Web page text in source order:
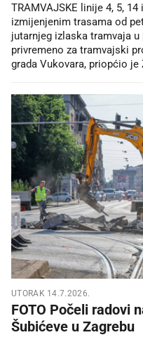
TRAMVAJSKE linije 4, 5,
izmijenjenim trasama od
jutarnjeg izlaska tramvaja
privremeno za tramvajski
grada Vukovara, priopćio je
UTORAK 14.7.2026.
FOTO Počeli radovi
Šubićeve u Zagrebu